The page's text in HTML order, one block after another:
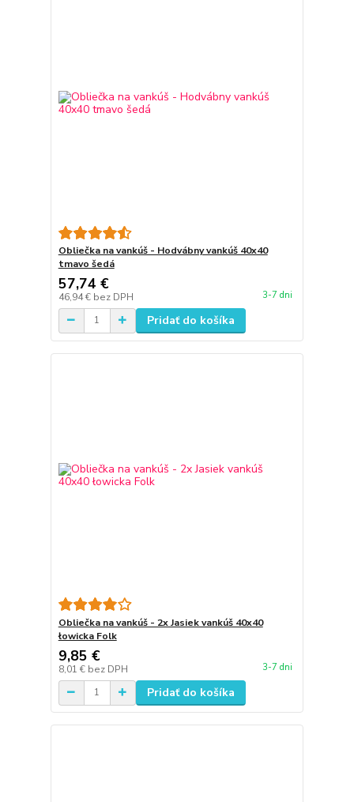
Obliečka na vankúš - Hodvábny vankúš 40x40
tmavo šedá
57,74 €
46,94 € bez DPH 3-7 dni
Pridať do košíka
Obliečka na vankúš - 2x Jasiek vankúš 40x40
łowicka Folk
9,85 €
8,01 € bez DPH 3-7 dni
Pridať do košíka